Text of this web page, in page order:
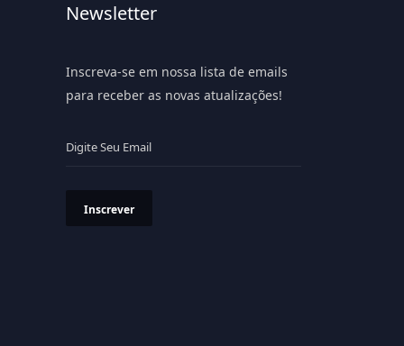
Newsletter
Inscreva-se em nossa lista de emails
para receber as novas atualizações!
Inscrever